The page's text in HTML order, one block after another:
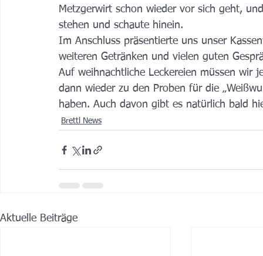
Metzgerwirt schon wieder vor sich geht,
stehen und schaute hinein.
Im Anschluss präsentierte uns unser
weiteren Getränken und vielen guten
Auf weihnachtliche Leckereien müssen wir
dann wieder zu den Proben für die
haben. Auch davon gibt es natürlich bald
Brettl News
Aktuelle Beiträge